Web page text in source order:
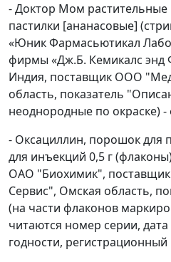
- Доктор Мом растительные
пастилки [ананасовые]
«Юник Фармасьютикал
фирмы «Дж.Б. Кемикалс энд
Индия, поставщик ООО
область, показатель
неоднородные по окраске) -
- Оксациллин, порошок для
для инъекций 0,5 г
ОАО "Биохимик",
Сервис", Омская область,
(на части флаконов
читаются номер серии,
годности,